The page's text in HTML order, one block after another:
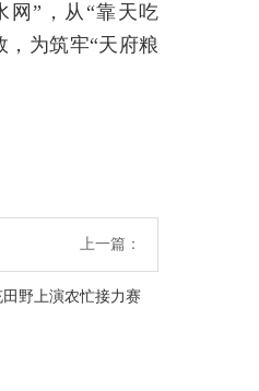
网”，从“靠天吃
，为筑牢“天府粮
上一篇：
田野上演农忙接力赛